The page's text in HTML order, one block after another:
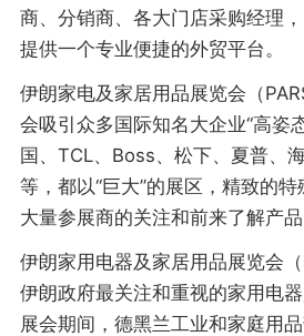
商、分销商、各大门店采购经理
提供一个专业便捷的外贸平台。
伊朗家电及家居用品展览会（
会吸引众多国际知名大企业“高姿
国、TCL、Boss、松下、夏普、
等，都以“巨大”的展区，精致的
大量参展商的关注和前来了解产品
伊朗家用电器及家居用品展览会
伊朗政府最关注和重视的家用电
展会期间，德黑兰工业和家庭用